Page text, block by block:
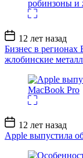
Дата
записи
12 лет назад
Бизнес в регионах
жлобинские
Дата
записи
12 лет назад
Apple выпустила